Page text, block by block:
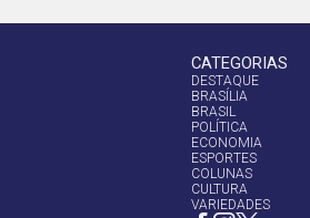
CATEGORIAS
DESTAQUE
BRASÍLIA
BRASIL
POLÍTICA
ECONOMIA
ESPORTES
COLUNAS
CULTURA
VARIEDADES